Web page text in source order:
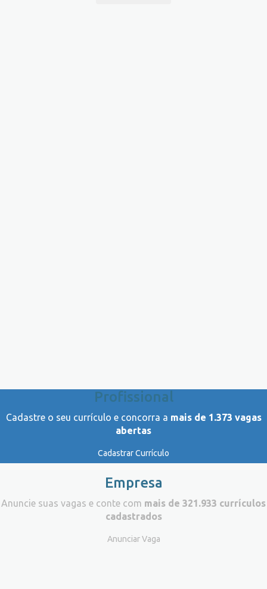
Profissional
Cadastre o seu currículo e concorra a mais de 1.373 vagas
abertas
Cadastrar Currículo
Empresa
Anuncie suas vagas e conte com mais de 321.933 currículos
cadastrados
Anunciar Vaga